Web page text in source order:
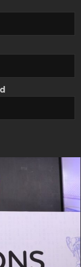
costos